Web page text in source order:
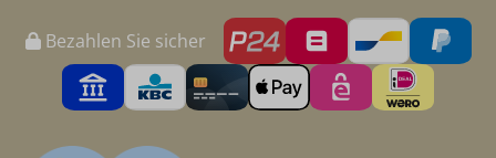
Bezahlen Sie sicher